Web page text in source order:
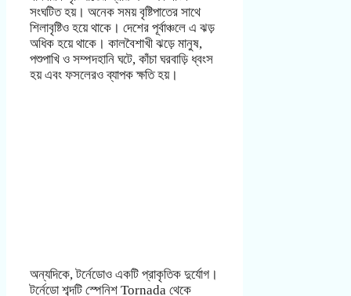
সংঘটিত হয়। অনেক সময় বৃষ্টিপাতের সাথে
শিলাবৃষ্টিও হয়ে থাকে। দেশের পূর্বাঞ্চলে এ ঝড়
অধিক হয়ে থাকে। কালবৈশাখী ঝড়ে মানুষ,
পশুপাখি ও সম্পদহানি ঘটে, কাঁচা ঘরবাড়ি ধ্বংস
হয় এবং ফসলেরও ব্যাপক ক্ষতি হয়।
অন্যদিকে, টর্নেডোও একটি প্রাকৃতিক দুর্যোগ।
টর্নেডো শব্দটি স্পেনিশ Tornada থেকে